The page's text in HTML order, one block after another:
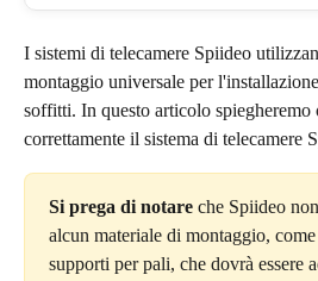
I sistemi di telecamere Spiideo
montaggio universale per
soffitti. In questo articolo spiegheremo
correttamente il sistema di telecamere
Si prega di notare che Spiideo
alcun materiale di montaggio,
supporti per pali, che dovrà essere